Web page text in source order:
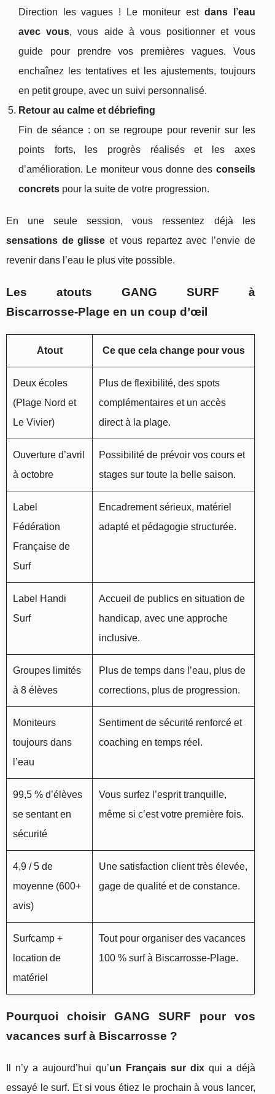
Direction les vagues ! Le moniteur est dans l’eau
avec vous, vous aide à vous positionner et vous
guide pour prendre vos premières vagues. Vous
enchaînez les tentatives et les ajustements, toujours
en petit groupe, avec un suivi personnalisé.
Retour au calme et débriefing
Fin de séance : on se regroupe pour revenir sur les
points forts, les progrès réalisés et les axes
d’amélioration. Le moniteur vous donne des conseils
concrets pour la suite de votre progression.
En une seule session, vous ressentez déjà les
sensations de glisse et vous repartez avec l’envie de
revenir dans l’eau le plus vite possible.
Les atouts GANG SURF à
Biscarrosse‑Plage en un coup d’œil
Atout Ce que cela change pour vous
Deux écoles
(Plage Nord et
Le Vivier)
Plus de flexibilité, des spots
complémentaires et un accès
direct à la plage.
Ouverture d’avril
à octobre
Possibilité de prévoir vos cours et
stages sur toute la belle saison.
Label
Fédération
Française de
Surf
Encadrement sérieux, matériel
adapté et pédagogie structurée.
Label Handi
Surf
Accueil de publics en situation de
handicap, avec une approche
inclusive.
Groupes limités
à 8 élèves
Plus de temps dans l’eau, plus de
corrections, plus de progression.
Moniteurs
toujours dans
l’eau
Sentiment de sécurité renforcé et
coaching en temps réel.
99,5 % d’élèves
se sentant en
sécurité
Vous surfez l’esprit tranquille,
même si c’est votre première fois.
4,9 / 5 de
moyenne (600+
avis)
Une satisfaction client très élevée,
gage de qualité et de constance.
Surfcamp +
location de
matériel
Tout pour organiser des vacances
100 % surf à Biscarrosse‑Plage.
Pourquoi choisir GANG SURF pour vos
vacances surf à Biscarrosse ?
Il n’y a aujourd’hui qu’un Français sur dixqui a déjà
essayé le surf. Et si vous étiez le prochain à vous lancer,